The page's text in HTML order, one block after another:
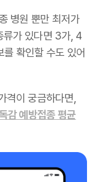
병원 뿐만 최저가
류가 있다면 3가, 4
를 확인할 수도 있어
격이 궁금하다면,
감 예방접종 평균